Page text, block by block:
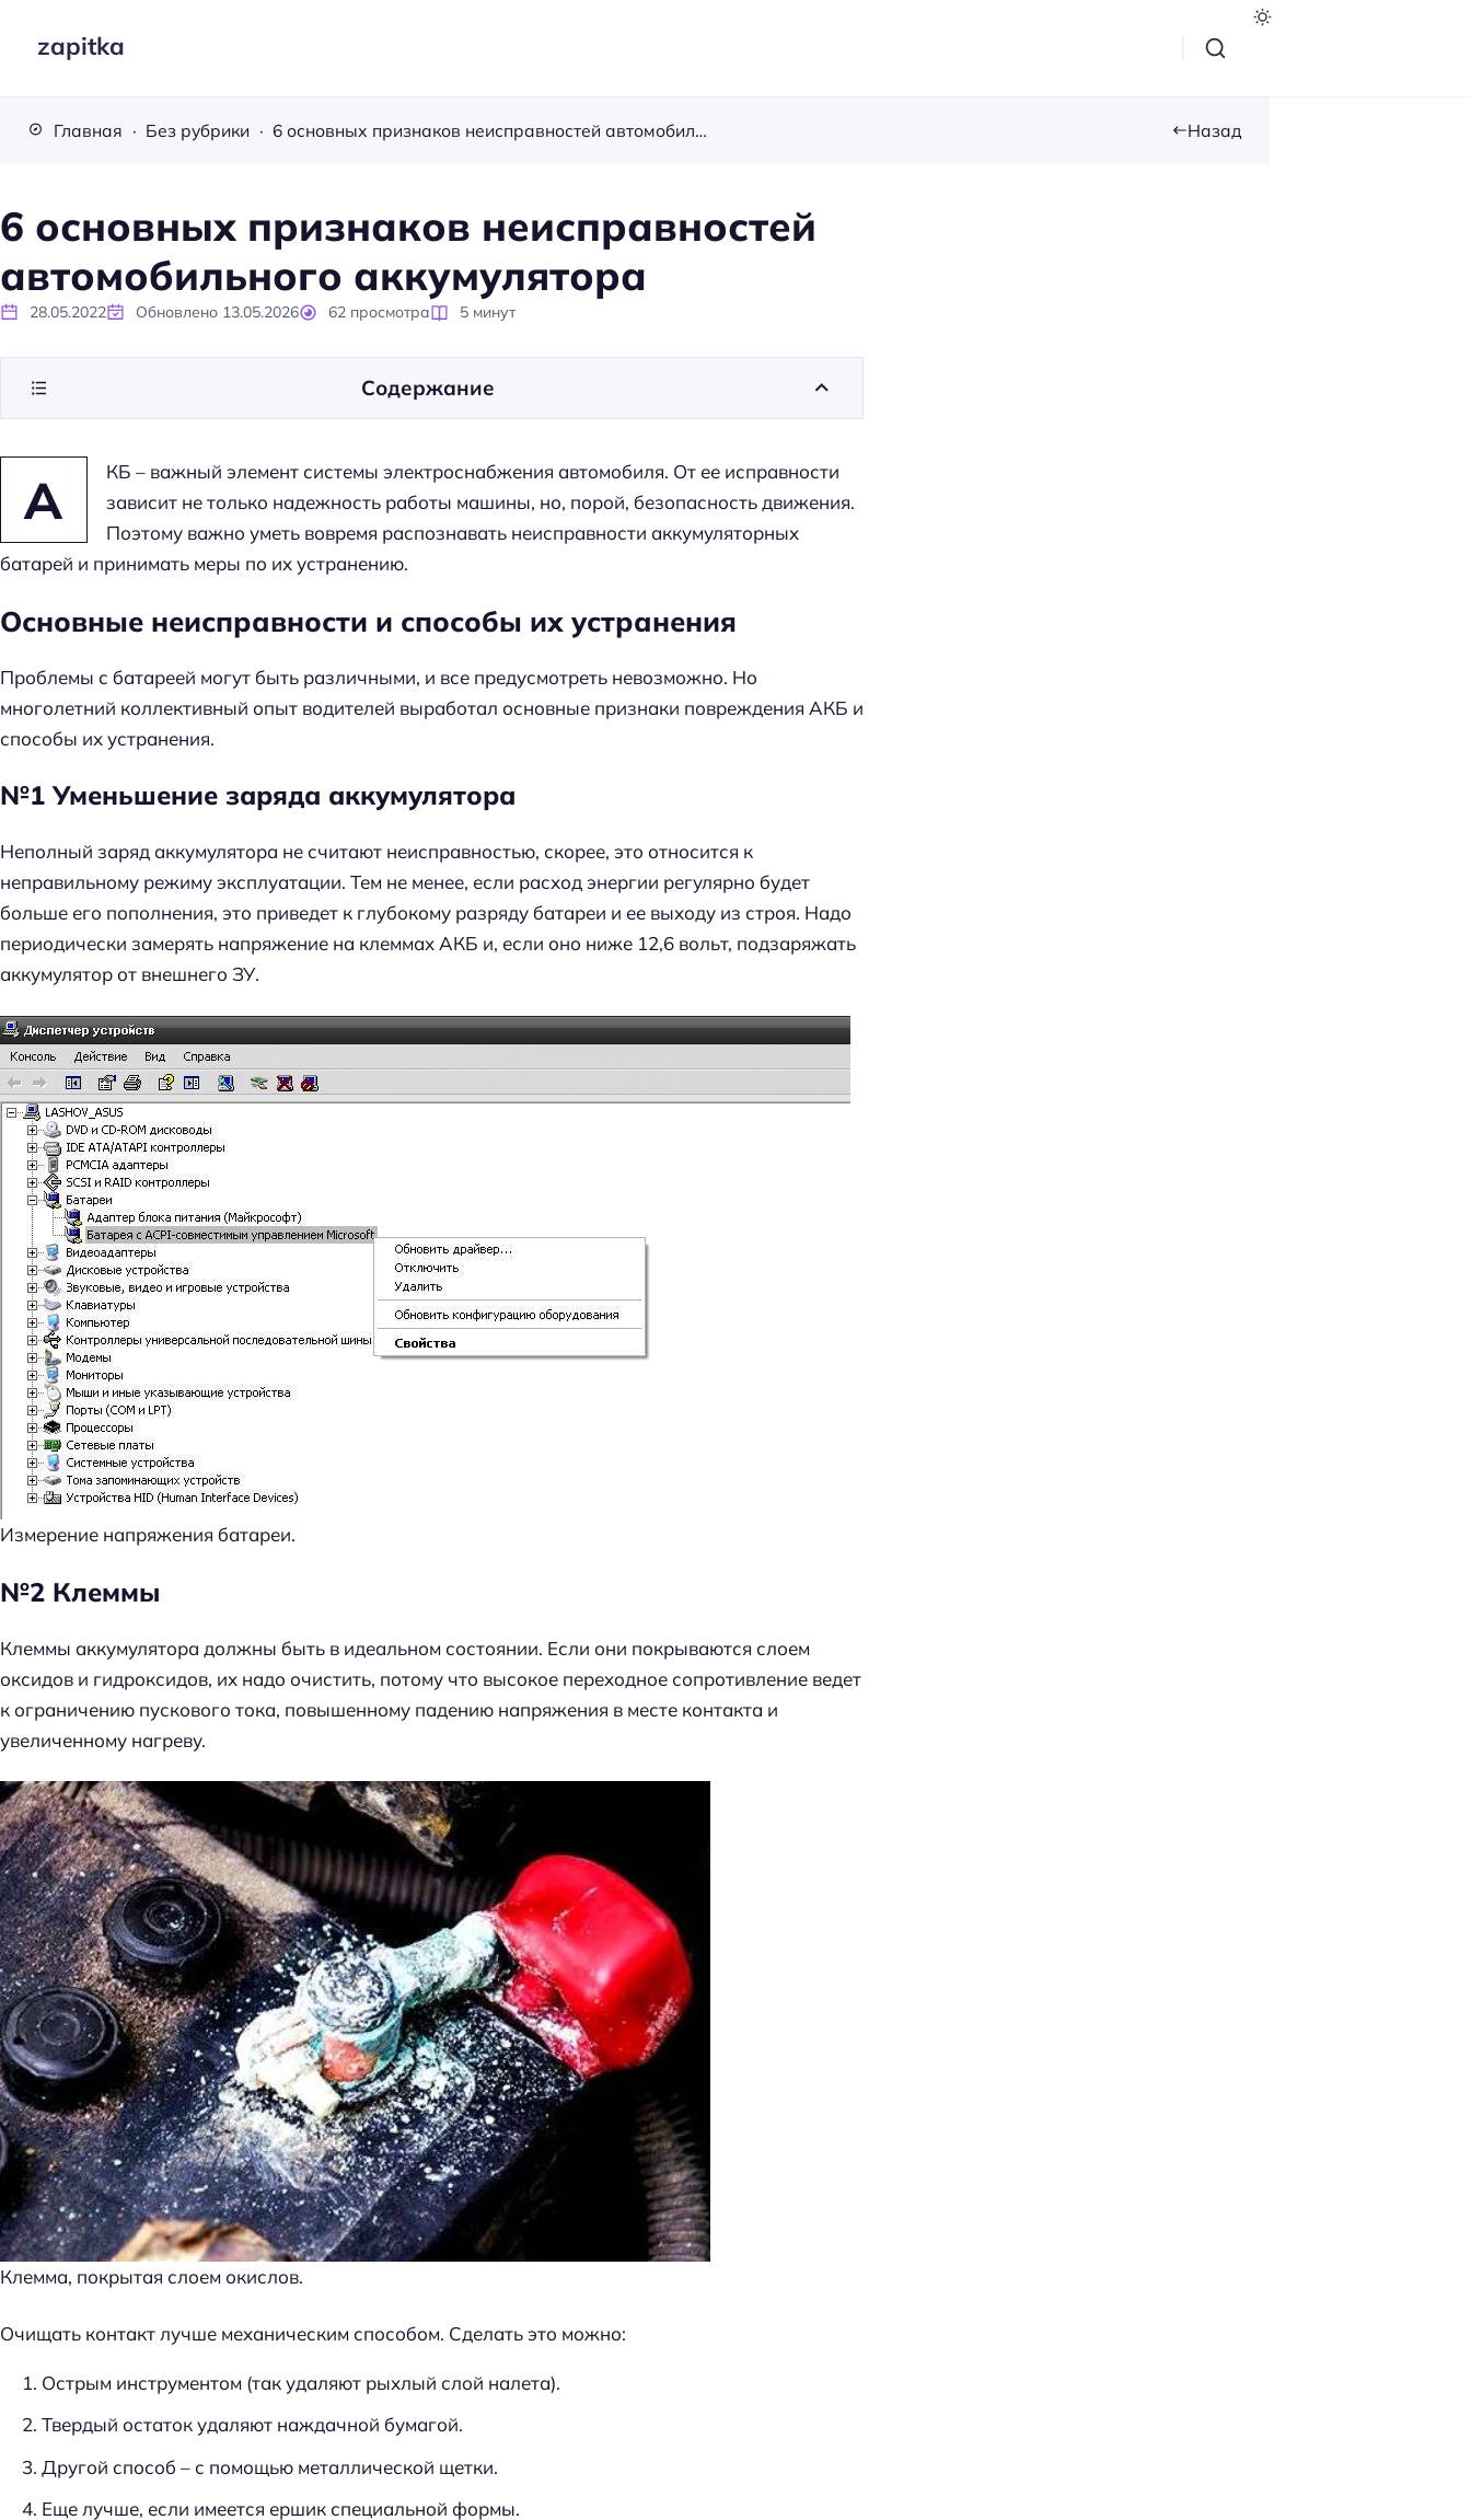
zapitka
Главная Без рубрики 6 основных признаков неисправностей автомобильного аккумулятора Назад
6 основных признаков неисправностей
автомобильного аккумулятора
28.05.2022 Обновлено 13.05.2026 62 просмотра 5 минут
А
КБ – важный элемент системы электроснабжения автомобиля. От ее исправности
зависит не только надежность работы машины, но, порой, безопасность движения.
Поэтому важно уметь вовремя распознавать неисправности аккумуляторных
батарей и принимать меры по их устранению.
Основные неисправности и способы их устранения
Проблемы с батареей могут быть различными, и все предусмотреть невозможно. Но
многолетний коллективный опыт водителей выработал основные признаки повреждения АКБ и
способы их устранения.
№1 Уменьшение заряда аккумулятора
Неполный заряд аккумулятора не считают неисправностью, скорее, это относится к
неправильному режиму эксплуатации. Тем не менее, если расход энергии регулярно будет
больше его пополнения, это приведет к глубокому разряду батареи и ее выходу из строя. Надо
периодически замерять напряжение на клеммах АКБ и, если оно ниже 12,6 вольт, подзаряжать
аккумулятор от внешнего ЗУ.
Измерение напряжения батареи.
№2 Клеммы
Клеммы аккумулятора должны быть в идеальном состоянии. Если они покрываются слоем
оксидов и гидроксидов, их надо очистить, потому что высокое переходное сопротивление ведет
к ограничению пускового тока, повышенному падению напряжения в месте контакта и
увеличенному нагреву.
Клемма, покрытая слоем окислов.
Очищать контакт лучше механическим способом. Сделать это можно:
Острым инструментом (так удаляют рыхлый слой налета).
Твердый остаток удаляют наждачной бумагой.
Другой способ – с помощью металлической щетки.
Еще лучше, если имеется ершик специальной формы.
Содержание
а
й